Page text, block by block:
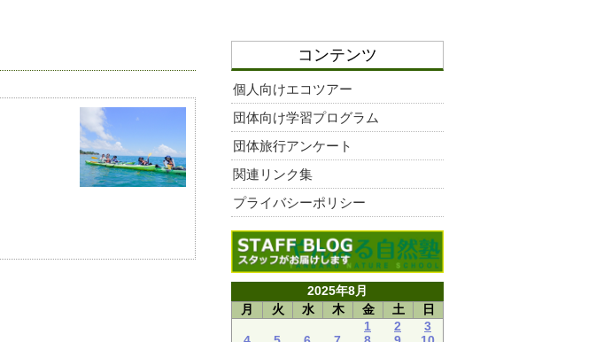
コンテンツ
個人向けエコツアー
団体向け学習プログラム
団体旅行アンケート
関連リンク集
プライバシーポリシー
2025年8月
月
火 水 木 金 土
日
1
2
3